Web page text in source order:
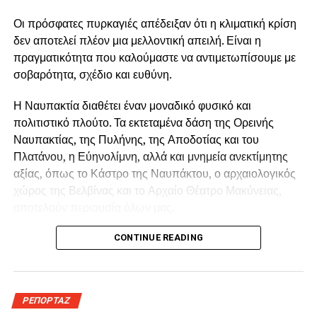
Cardoso και Roland Dyens, καθώς και επιλογές από
τραγούδια των Beatles.
Κάτω από τον αυγουστιάτικο ουρανό και στο ξεχωριστό
περιβάλλον Αρχοντικού Μπότσαρη, τα «Νυχτερινά της
γεμάτη μελωδίες, εικόνες και μουσικά χρώματα από την
Ελλάδα, τη Μεσόγειο και τον κόσμο.
Οι πρόσφατες πυρκαγιές απέδειξαν ότι η κλιματική κρίση
δεν αποτελεί πλέον μια μελλοντική απειλή. Είναι η
πραγματικότητα που καλούμαστε να αντιμετωπίσουμε με
σοβαρότητα, σχέδιο και ευθύνη.
Η Ναυπακτία διαθέτει έναν μοναδικό φυσικό και
πολιτιστικό πλούτο. Τα εκτεταμένα δάση της Ορεινής
Ναυπακτίας, της Πυλήνης, της Αποδοτίας και του
Πλατάνου, η Εύηνολίμνη, αλλά και μνημεία ανεκτίμητης
αξίας, όπως το Κάστρο της Ναυπάκτου, ο αρχαιολογικός
χώρος της Βελβίνας και το Αρχαίο Θέατρο Μακύνειας,
Η προστασία τους δεν μπορεί να βασίζεται μόνο στην
Απαιτείται ένας ολοκληρωμένος σχεδιασμός με έμφαση
στην πρόληψη, την τεχνολογία, τον εθελοντισμό και τη
διαρκή συνεργασία όλων των εμπλεκόμενων φορέων.
CONTINUE READING
ΡΕΠΟΡΤΑΖ